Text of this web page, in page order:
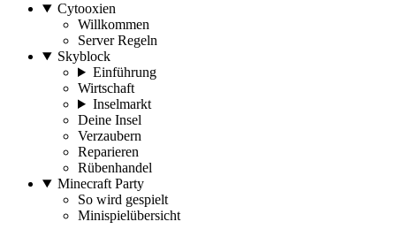
Cytooxien
Willkommen
Server Regeln
Skyblock
Einführung
Wirtschaft
Inselmarkt
Deine Insel
Verzaubern
Reparieren
Rübenhandel
Minecraft Party
So wird gespielt
Minispielübersicht